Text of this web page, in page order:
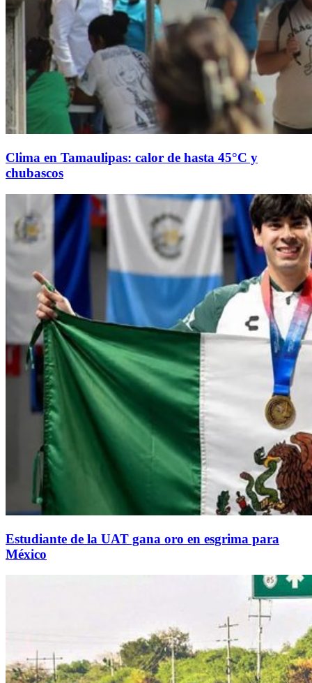
Clima en Tamaulipas: calor de hasta 45°C y
chubascos
Estudiante de la UAT gana oro en esgrima para
México